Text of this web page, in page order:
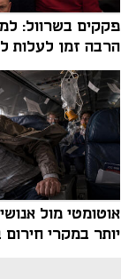
פקקים בשרוול:
הרבה זמן לעלות
אוטומטי מול
יותר במקרי חירום